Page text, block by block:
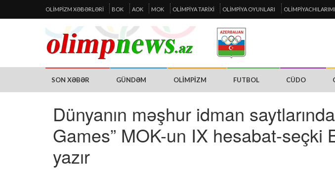
OLIMPIZM XƏBƏRLƏRI BOK AOK MOK OLIMPIYA TARIXI OLIMPIYA OYUNLARI
SON XƏBƏR GÜNDƏM OLIMPIZM FUTBOL CÜDO
Dünyanın məşhur idman
Games” MOK-un IX hesabat-seçki
yazır